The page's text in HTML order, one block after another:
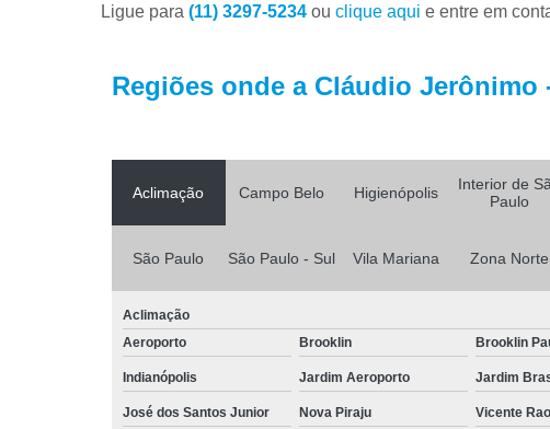
Ligue para (11) 3297-5234 ou clique aqui e entre em
Regiões onde a Cláudio Jerônimo
Aclimação Campo Belo Higienópolis
Interior de
Paulo
São Paulo São Paulo - Sul Vila Mariana Zona Norte
Aclimação
Aeroporto
Brooklin Brooklin
Indianópolis Jardim Aeroporto Jardim
José dos Santos Junior Nova Piraju Vicente Rao